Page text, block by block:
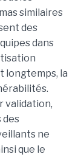
similaires
des
dans
longtemps, la
validation,
des
ne
que le